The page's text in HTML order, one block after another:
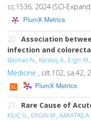
ss.1536, 2024 (SCI-
PlumX Metrics
20. Association
infection and
Basmaci N., Karataş A., Ergin M.,
Medicine , cilt.102, sa.42,
PlumX Metrics
21. Rare Cause of
KILIÇ G., ERGİN M., KARATAŞ A.